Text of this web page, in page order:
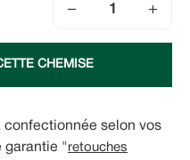
− +
CHEMISE
confectionnée selon vos
garantie " retouches